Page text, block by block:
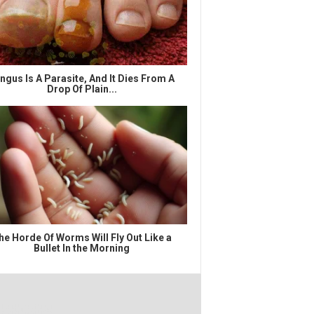
Is A Parasite, And It Dies From A
Drop Of Plain...
Horde Of Worms Will Fly Out Like a
Bullet In the Morning